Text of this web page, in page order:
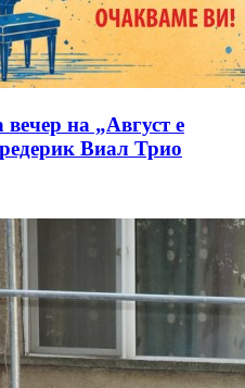
на „Август е
Виал Трио